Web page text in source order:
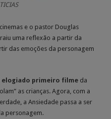
e o pastor Douglas
uma reflexão a partir da
das emoções da personagem
elogiado primeiro filme da
as crianças. Agora, com a
a Ansiedade passa a ser
personagem.